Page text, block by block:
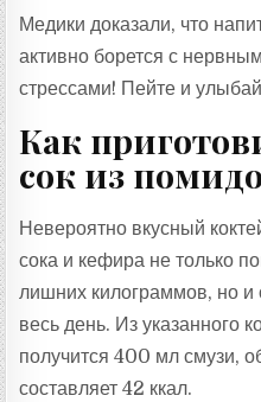
Медики доказали, что
активно борется с
стрессами! Пейте и
Как
сок из
Невероятно вкусный
сока и кефира не только
лишних килограммов, но и
весь день. Из указанного
получится 400 мл смузи,
составляет 42 ккал.